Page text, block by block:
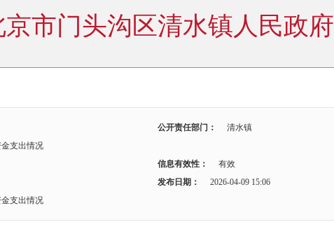
京市门头沟区清水镇人民政府
公开责任部门：
清水镇
支出情况
信息有效性：
有效
发布日期：
2026-04-09 15:06
支出情况